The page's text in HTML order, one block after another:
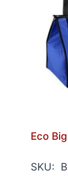
Eco
SKU: